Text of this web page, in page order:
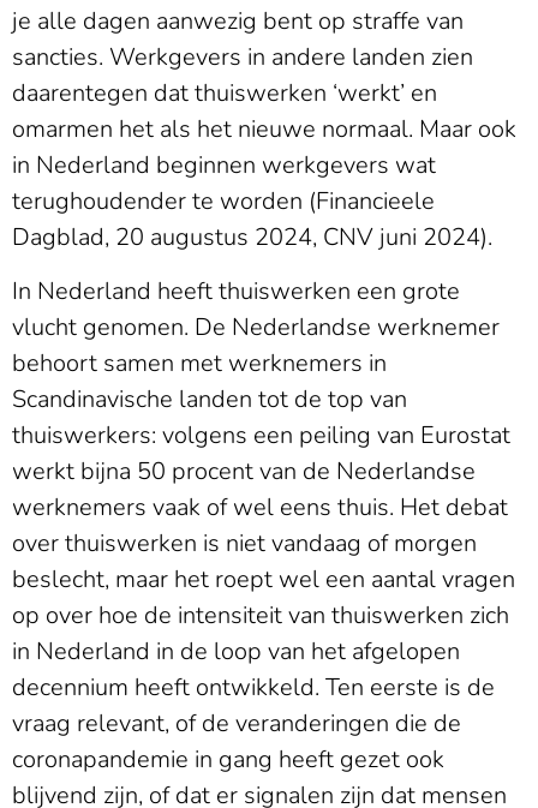
je alle dagen aanwezig bent op straffe van
sancties. Werkgevers in andere landen zien
daarentegen dat thuiswerken ‘werkt’ en
omarmen het als het nieuwe normaal. Maar ook
in Nederland beginnen werkgevers wat
terughoudender te worden (Financieele
Dagblad, 20 augustus 2024, CNV juni 2024).
In Nederland heeft thuiswerken een grote
vlucht genomen. De Nederlandse werknemer
behoort samen met werknemers in
Scandinavische landen tot de top van
thuiswerkers: volgens een peiling van Eurostat
werkt bijna 50 procent van de Nederlandse
werknemers vaak of wel eens thuis. Het debat
over thuiswerken is niet vandaag of morgen
beslecht, maar het roept wel een aantal vragen
op over hoe de intensiteit van thuiswerken zich
in Nederland in de loop van het afgelopen
decennium heeft ontwikkeld. Ten eerste is de
vraag relevant, of de veranderingen die de
coronapandemie in gang heeft gezet ook
blijvend zijn, of dat er signalen zijn dat mensen